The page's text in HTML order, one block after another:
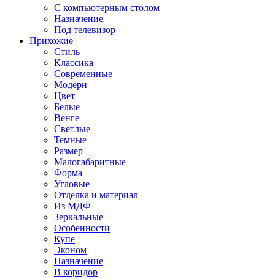
С компьютерным столом
Назначение
Под телевизор
Прихожие
Стиль
Классика
Современные
Модерн
Цвет
Белые
Венге
Светлые
Темные
Размер
Малогабаритные
Форма
Угловые
Отделка и материал
Из МДФ
Зеркальные
Особенности
Купе
Эконом
Назначение
В коридор